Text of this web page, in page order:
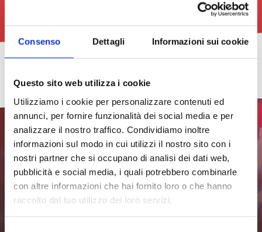
Consenso Dettagli Informazioni sui cookie
Questo sito web utilizza i cookie
Utilizziamo i cookie per personalizzare contenuti ed
annunci, per fornire funzionalità dei social media e per
analizzare il nostro traffico. Condividiamo inoltre
informazioni sul modo in cui utilizzi il nostro sito con i
nostri partner che si occupano di analisi dei dati web,
pubblicità e social media, i quali potrebbero combinarle
con altre informazioni che hai fornito loro o che hanno
raccolto dal tuo utilizzo dei loro servizi.
go
to
the
sixth
edition
03/07/2024
see
all
dates
PRIZE
AWARD
–
17th
edition
08/07/2026
see
all
dates
Natural
–
Cinema
under
the
Stars
at
Quercianella
23/07/2026
all
dates
Exhibition:
Eleven
–
Insomnia
29/07/2026
Effetto
Venezia
41th
edition
29/07/2026
see
all
dates
Effetto
Venezia
41th
edition
Book
Fair
2026
–
the
first
edition
born
29/07/2026
see
dates
Barrio
Street
Festival
2026
24/07/2026
see
all
dates
Subscribe to the
newsletter to stay updated